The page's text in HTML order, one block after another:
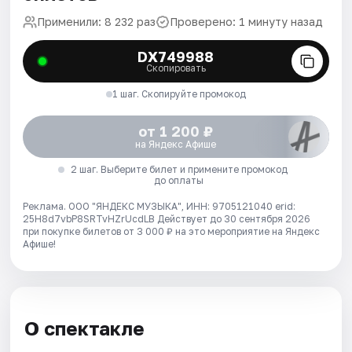
Применили: 8 232 раз Проверено: 1 минуту назад
DX749988
Скопировать
1 шаг. Скопируйте промокод
от 1 200 ₽
на Яндекс Афише
2 шаг. Выберите билет и примените промокод
до оплаты
Реклама. ООО "ЯНДЕКС МУЗЫКА", ИНН: 9705121040 erid:
25H8d7vbP8SRTvHZrUcdLB Действует до 30 сентября 2026
при покупке билетов от 3 000 ₽ на это мероприятие на Яндекс
Афише!
О спектакле